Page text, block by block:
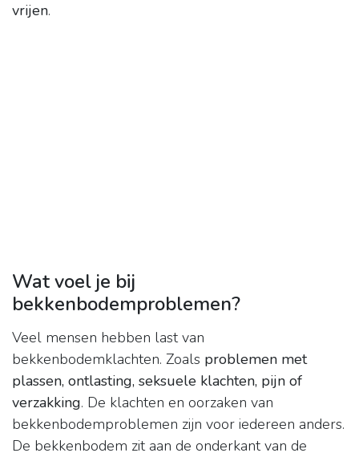
vrijen.
Wat voel je bij
bekkenbodemproblemen?
Veel mensen hebben last van
bekkenbodemklachten. Zoals problemen met
plassen, ontlasting, seksuele klachten, pijn of
verzakking. De klachten en oorzaken van
bekkenbodemproblemen zijn voor iedereen anders.
De bekkenbodem zit aan de onderkant van de